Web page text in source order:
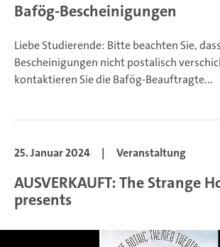
Bafög-Bescheinigungen
Liebe Studierende: Bitte beachten Sie,
Bescheinigungen nicht postalisch
kontaktieren Sie die Bafög-Beauftragte...
25. Januar 2024 | Veranstaltung
AUSVERKAUFT: The Strange
presents